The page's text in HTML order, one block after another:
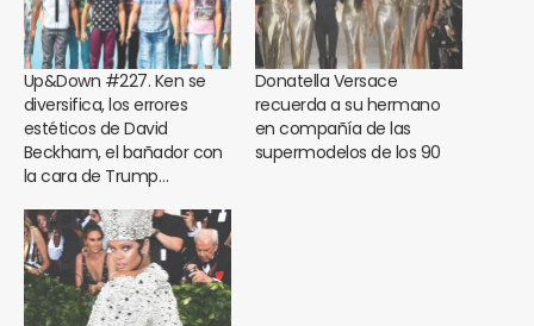
Up&Down #227. Ken se
diversifica, los errores
estéticos de David
Beckham, el bañador con
la cara de Trump…
Donatella Versace
recuerda a su hermano
en compañía de las
supermodelos de los 90